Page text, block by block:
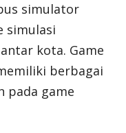
simulator
simulasi
kota. Game
berbagai
pada game